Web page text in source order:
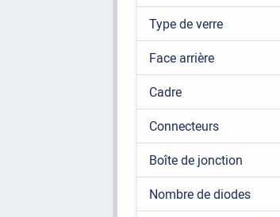
Type de verre
Face arrière
Cadre
Connecteurs
Boîte de jonction
Nombre de diodes